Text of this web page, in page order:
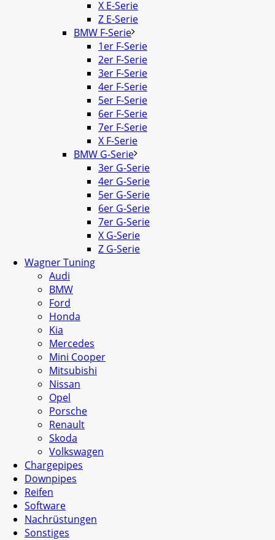
X E-Serie
Z E-Serie
BMW F-Serie
1er F-Serie
2er F-Serie
3er F-Serie
4er F-Serie
5er F-Serie
6er F-Serie
7er F-Serie
X F-Serie
BMW G-Serie
3er G-Serie
4er G-Serie
5er G-Serie
6er G-Serie
7er G-Serie
X G-Serie
Z G-Serie
Wagner Tuning
Audi
BMW
Ford
Honda
Kia
Mercedes
Mini Cooper
Mitsubishi
Nissan
Opel
Porsche
Renault
Skoda
Volkswagen
Chargepipes
Downpipes
Reifen
Software
Nachrüstungen
Sonstiges